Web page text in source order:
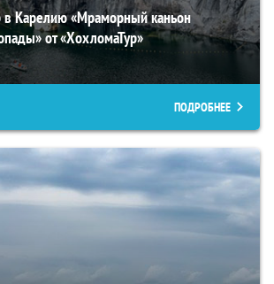
в Карелию «Мраморный каньон
от «ХохломаТур»
ПОДРОБНЕЕ